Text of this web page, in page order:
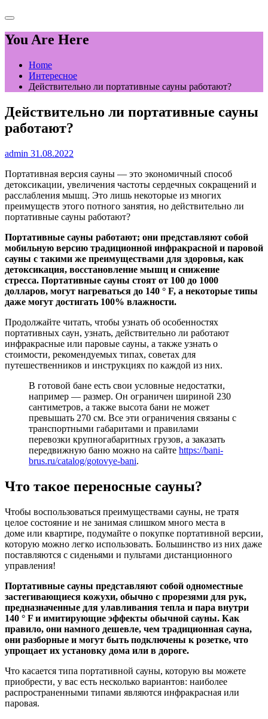
You Are Here
Home
Интересное
Действительно ли портативные сауны работают?
Действительно ли портативные сауны
работают?
admin 31.08.2022
Портативная версия сауны — это экономичный способ
детоксикации, увеличения частоты сердечных сокращений и
расслабления мышц. Это лишь некоторые из многих
преимуществ этого потного занятия, но действительно ли
портативные сауны работают?
Портативные сауны работают; они представляют собой
мобильную версию традиционной инфракрасной и паровой
сауны с такими же преимуществами для здоровья, как
детоксикация, восстановление мышц и снижение
стресса. Портативные сауны стоят от 100 до 1000
долларов, могут нагреваться до 140 ° F, а некоторые типы
даже могут достигать 100% влажности.
Продолжайте читать, чтобы узнать об особенностях
портативных саун, узнать, действительно ли работают
инфракрасные или паровые сауны, а также узнать о
стоимости, рекомендуемых типах, советах для
путешественников и инструкциях по каждой из них.
В готовой бане есть свои условные недостатки,
например — размер. Он ограничен шириной 230
сантиметров, а также высота бани не может
превышать 270 см. Все эти ограничения связаны с
транспортными габаритами и правилами
перевозки крупногабаритных грузов, а заказать
передвижную баню можно на сайте https://bani-
brus.ru/catalog/gotovye-bani.
Что такое переносные сауны?
Чтобы воспользоваться преимуществами сауны, не тратя
целое состояние и не занимая слишком много места в
доме или квартире, подумайте о покупке портативной версии,
которую можно легко использовать. Большинство из них даже
поставляются с сиденьями и пультами дистанционного
управления!
Портативные сауны представляют собой одноместные
застегивающиеся кожухи, обычно с прорезями для рук,
предназначенные для улавливания тепла и пара внутри
140 ° F и имитирующие эффекты обычной сауны. Как
правило, они намного дешевле, чем традиционная сауна,
они разборные и могут быть подключены к розетке, что
упрощает их установку дома или в дороге.
Что касается типа портативной сауны, которую вы можете
приобрести, у вас есть несколько вариантов: наиболее
распространенными типами являются инфракрасная или
паровая.